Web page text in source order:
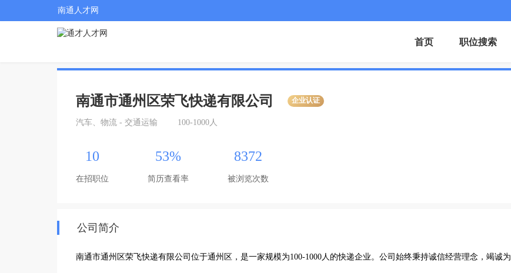
南通人才网
首页 职位搜索
南通市通州区荣飞快递有限公司 企业认证
汽车、物流 - 交通运输 100-1000人
10
在招职位
53%
简历查看率
8372
被浏览次数
公司简介
南通市通州区荣飞快递有限公司位于通州区，是一家规模为100-1000人的快递企业。公司始终秉持诚信经营理念，竭诚为